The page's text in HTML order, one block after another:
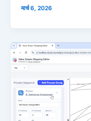
मार्च 6, 2026